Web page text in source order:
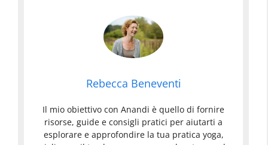
Rebecca Beneventi
Il mio obiettivo con Anandi è quello di fornire
risorse, guide e consigli pratici per aiutarti a
esplorare e approfondire la tua pratica yoga,